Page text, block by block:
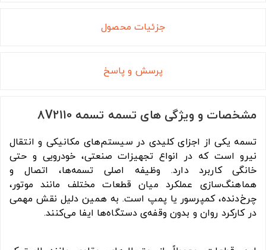
جزئیات محصول
پرسش و پاسخ
مشخصات و ویژگی های تسمه تسمه 8V2110
تسمه یکی از اجزای کلیدی در سیستم‌های مکانیکی و انتقال
نیرو است که در انواع تجهیزات صنعتی، خودرویی و حتی
خانگی کاربرد دارد. وظیفه اصلی تسمه‌ها، اتصال و
هماهنگ‌سازی عملکرد میان قطعات مختلف مانند موتور،
چرخ‌دنده، کمپرسور یا پمپ است. به همین دلیل نقش مهمی
در کارکرد روان و بدون وقفه‌ی دستگاه‌ها ایفا می‌کنند.